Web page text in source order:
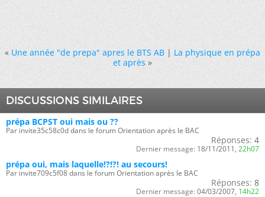
« Une année "de prepa" apres le BTS AB|La physique en prépa
et après »
DISCUSSIONS SIMILAIRES
prépa BCPST oui mais ou ??
Par invite35c58c0d dans le forum Orientation après le BAC
Réponses: 4
Dernier message: 18/11/2011, 22h07
prépa oui, mais laquelle!?!?! au secours!
Par invite709c5f08 dans le forum Orientation après le BAC
Réponses: 8
Dernier message: 04/03/2007, 14h22